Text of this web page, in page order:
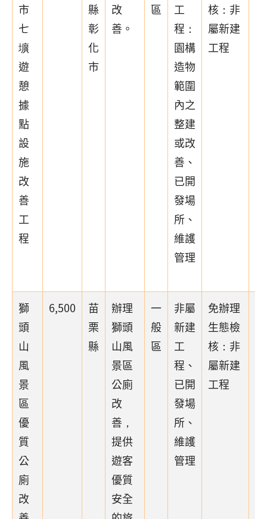
市
七
壙
遊
憩
據
點
設
施
改
善
工
程
縣
彰
化
市
改
善。
區
工
程：
園構
造物
範圍
內之
整建
或改
善、
已開
發場
所、
維護
管理
核：非
屬新建
工程
獅
頭
山
風
景
區
優
質
公
廁
改
6,500
苗
栗
縣
辦理
獅頭
山風
景區
公廁
改
善，
提供
遊客
優質
安全
一
般
區
非屬
新建
工
程、
已開
發場
所、
維護
管理
免辦理
生態檢
核：非
屬新建
工程